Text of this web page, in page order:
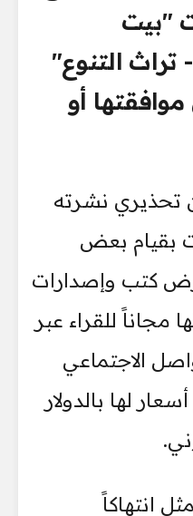
"بيت
التنوع"
أو
تحذيري نشرته
بقيام بعض
كتب وإصدارات
مجاناً للقراء عبر
الاجتماعي
لها بالدولار
انتهاكاً